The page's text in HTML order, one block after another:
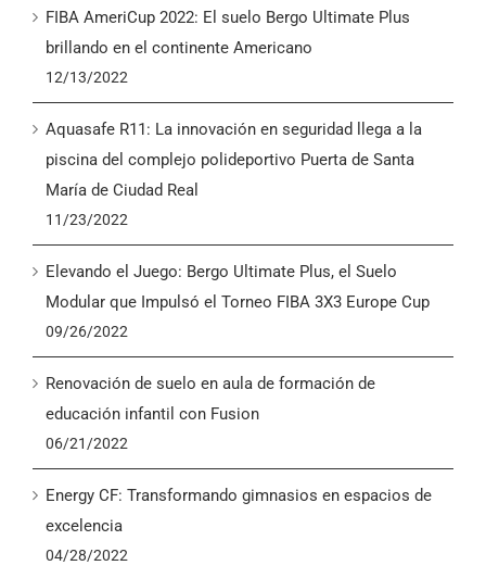
FIBA AmeriCup 2022: El suelo Bergo Ultimate Plus
brillando en el continente Americano
12/13/2022
Aquasafe R11: La innovación en seguridad llega a la
piscina del complejo polideportivo Puerta de Santa
María de Ciudad Real
11/23/2022
Elevando el Juego: Bergo Ultimate Plus, el Suelo
Modular que Impulsó el Torneo FIBA 3X3 Europe Cup
09/26/2022
Renovación de suelo en aula de formación de
educación infantil con Fusion
06/21/2022
Energy CF: Transformando gimnasios en espacios de
excelencia
04/28/2022